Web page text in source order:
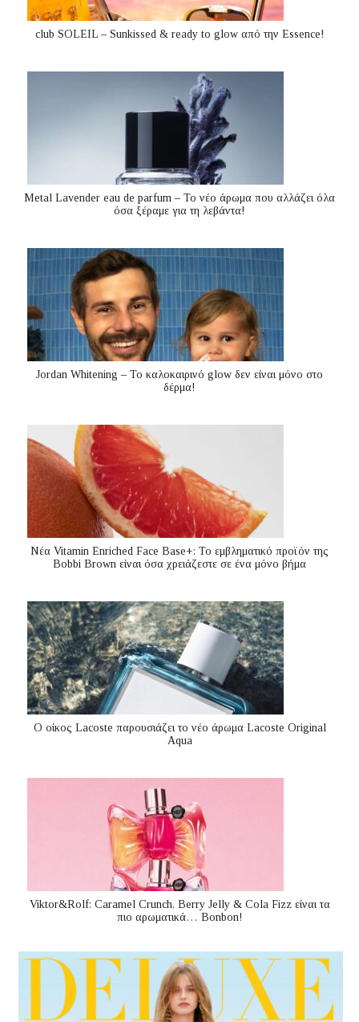
club SOLEIL – Sunkissed & ready to glow από την Essence!
Metal Lavender eau de parfum – Το νέο άρωμα που αλλάζει όλα
όσα ξέραμε για τη λεβάντα!
Jordan Whitening – Το καλοκαιρινό glow δεν είναι μόνο στο
δέρμα!
Nέα Vitamin Enriched Face Base+: Το εμβληματικό προϊόν της
Bobbi Brown είναι όσα χρειάζεστε σε ένα μόνο βήμα
Ο οίκος Lacoste παρουσιάζει το νέο άρωμα Lacoste Original
Aqua
Viktor&Rolf: Caramel Crunch, Berry Jelly & Cola Fizz είναι τα
πιο αρωματικά… Bonbon!